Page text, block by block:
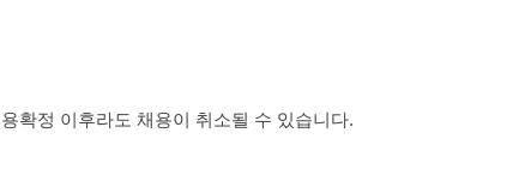
확정 이후라도 채용이 취소될 수 있습니다.